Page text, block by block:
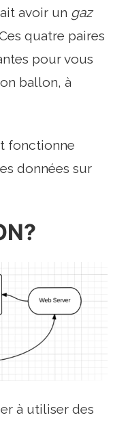
avoir un gaz
quatre paires
pour vous
ballon, à
fonctionne
données sur
à utiliser des